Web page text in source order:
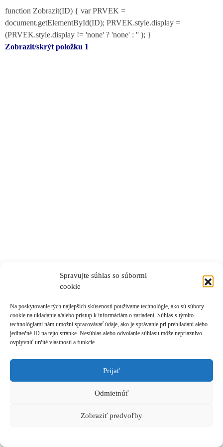
Spravujte súhlas so súbormi
cookie
Na poskytovanie tých najlepších skúseností používame technológie, ako sú súbory
cookie na ukladanie a/alebo prístup k informáciám o zariadení. Súhlas s týmito
technológiami nám umožní spracovávať údaje, ako je správanie pri prehliadaní alebo
jedinečné ID na tejto stránke. Nesúhlas alebo odvolanie súhlasu môže nepriaznivo
ovplyvniť určité vlastnosti a funkcie.
Prijať
Odmietnúť
Zobraziť predvoľby
function Zobrazit(ID) { var PRVEK =
document.getElementById(ID); PRVEK.style.display =
(PRVEK.style.display != 'none' ? 'none' : '' ); }
Zobrazit/skrýt položku 1